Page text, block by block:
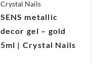
Crystal Nails
SENS metallic
decor gel – gold
5ml | Crystal Nails